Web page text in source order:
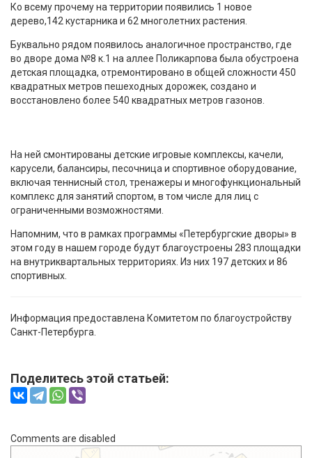
Ко всему прочему на территории появились 1 новое
дерево,142 кустарника и 62 многолетних растения.
Буквально рядом появилось аналогичное пространство, где
во дворе дома №8 к.1 на аллее Поликарпова была обустроена
детская площадка, отремонтировано в общей сложности 450
квадратных метров пешеходных дорожек, создано и
восстановлено более 540 квадратных метров газонов.
На ней смонтированы детские игровые комплексы, качели,
карусели, балансиры, песочница и спортивное оборудование,
включая теннисный стол, тренажеры и многофункциональный
комплекс для занятий спортом, в том числе для лиц с
ограниченными возможностями.
Напомним, что в рамках программы «Петербургские дворы» в
этом году в нашем городе будут благоустроены 283 площадки
на внутриквартальных территориях. Из них 197 детских и 86
спортивных.
Информация предоставлена Комитетом по благоустройству
Санкт-Петербурга.
Поделитесь этой статьей:
Comments are disabled